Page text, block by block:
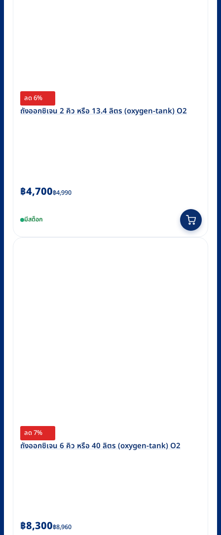
ลด 6%
ถังออกซิเจน 2 คิว หรือ 13.4 ลิตร (oxygen-tank) O2
฿4,990
Original
was:
฿4,700
Current
is:มีสต็อก
ลด 7%
ถังออกซิเจน 6 คิว หรือ 40 ลิตร (oxygen-tank) O2
฿8,960
Original
฿8,300
Current